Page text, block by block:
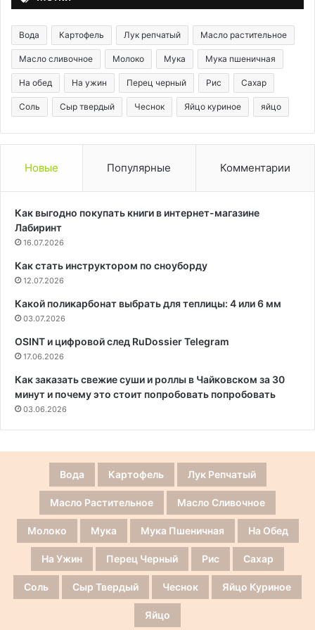
Вода Картофель Лук репчатый Масло растительное
Масло сливочное Молоко Мука Мука пшеничная
На обед На ужин Перец черный Рис Сахар
Соль Сыр твердый Чеснок Яйцо куриное яйцо
Новые Популярные Комментарии
Как выгодно покупать книги в интернет-магазине
Лабиринт
16.07.2026
Как стать инструктором по сноуборду
12.07.2026
Какой поликарбонат выбрать для теплицы: 4 или 6 мм
03.07.2026
OSINT и цифровой след RuDossier Telegram
17.06.2026
Как заказать свежие суши и роллы в Чайковском за 30
минут и почему это стоит попробовать попробовать
03.06.2026
Вода Картофель Лук Репчатый
Масло Растительное Масло Сливочное
Молоко Мука Мука Пшеничная На Обед
На Ужин Перец Черный Рис Сахар
Соль Сыр Твердый Чеснок Яйцо Куриное
Яйцо